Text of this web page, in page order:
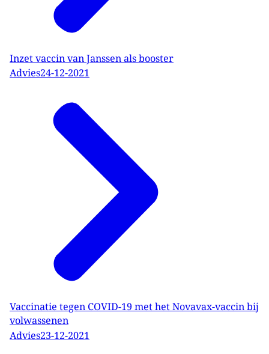
Inzet vaccin van Janssen als booster
Advies24-12-2021
Vaccinatie tegen COVID-19 met het Novavax-vaccin bij
volwassenen
Advies23-12-2021